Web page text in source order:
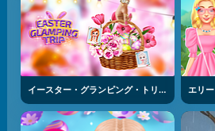
イースター・グランピング・トリップ